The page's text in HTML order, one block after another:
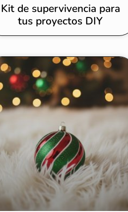
Kit de supervivencia para
tus proyectos DIY